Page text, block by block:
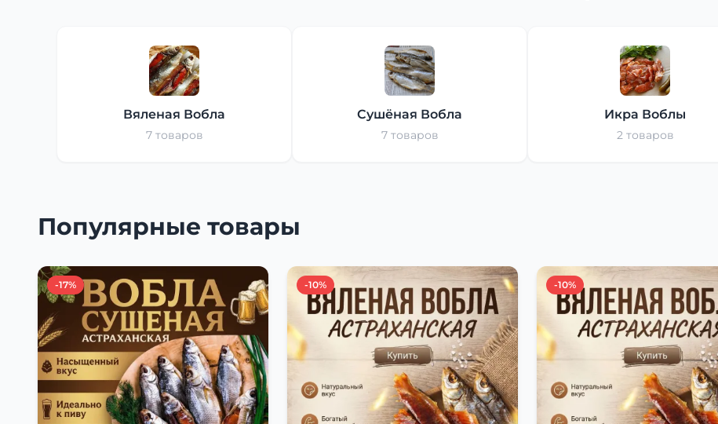
Вяленая Вобла
7 товаров
Сушёная Вобла
7 товаров
Икра Воблы
2 товаров
Популярные товары
-17% -10% -10%